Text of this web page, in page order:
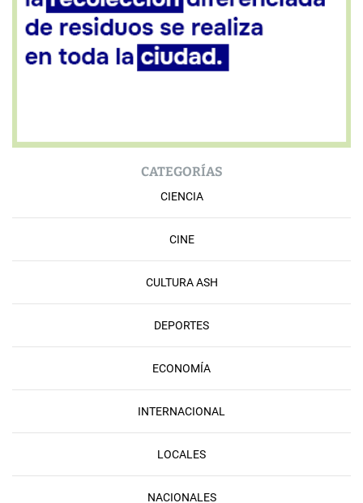
CATEGORÍAS
CIENCIA
CINE
CULTURA ASH
DEPORTES
ECONOMÍA
INTERNACIONAL
LOCALES
NACIONALES